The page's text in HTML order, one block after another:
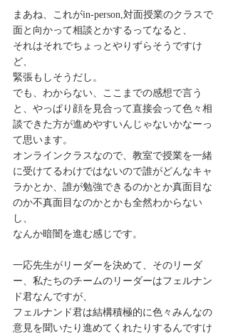
まあね、これがin-person,対面授業のクラスで
面と向かって相談とかするってなると、
それはそれでちょっとやりずらそうですけ
ど、
緊張もしそうだし。
でも、わからない、ここまでの感想で言う
と、やっぱり顔を見合って直接会って色々相
談できた方が進めやすいんじゃないかなーっ
て思います。
オンラインクラスなので、教室で授業を一緒
に受けてるわけではないので誰がどんなキャ
ラかとか、誰が勉強できるのかとか真面目な
のか不真面目なのかとかも全然わからない
し、
なんか暗闇を進む感じです。
一応先生がリーダーを決めて、そのリーダ
ー、私たちのチームのリーダーはフェルナン
ド君なんですが、
フェルナンド君は結構積極的に色々みんなの
意見を聞いたり進めてくれたりするんですけ